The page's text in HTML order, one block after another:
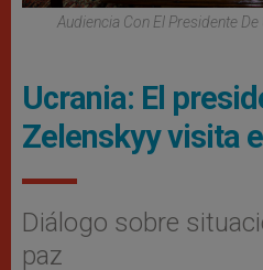
Audiencia Con El Presidente
Ucrania: El
Zelenskyy visita
Diálogo sobre
paz